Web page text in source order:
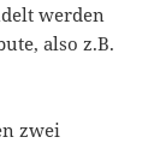
werden
also z.B.
zwei